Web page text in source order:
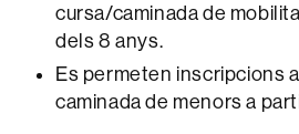
cursa/caminada de
dels 8 anys.
Es permeten inscripcions
caminada de menors a